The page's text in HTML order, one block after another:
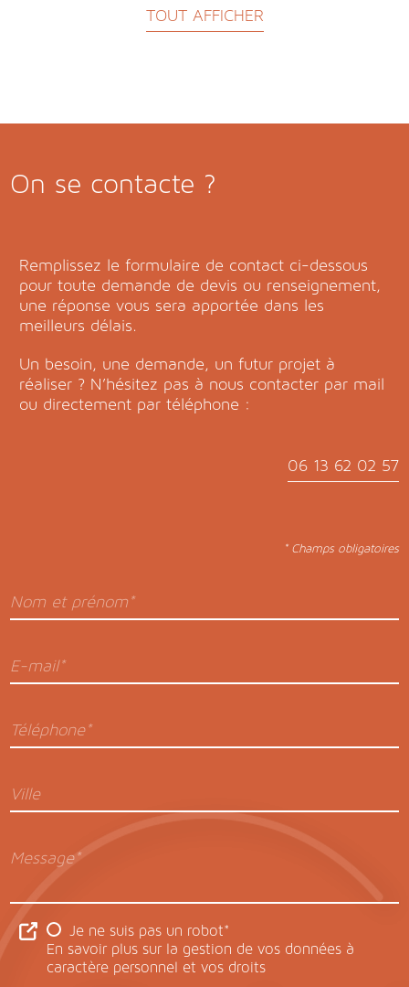
TOUT AFFICHER
On se contacte ?
Remplissez le formulaire de contact ci-dessous
pour toute demande de devis ou renseignement,
une réponse vous sera apportée dans les
meilleurs délais.
Un besoin, une demande, un futur projet à
réaliser ? N’hésitez pas à nous contacter par mail
ou directement par téléphone :
06 13 62 02 57
* Champs obligatoires
Nom et prénom*
E-mail*
Téléphone*
Ville
Message*
Je ne suis pas un robot*
En savoir plus sur la gestion de vos données à
caractère personnel et vos droits